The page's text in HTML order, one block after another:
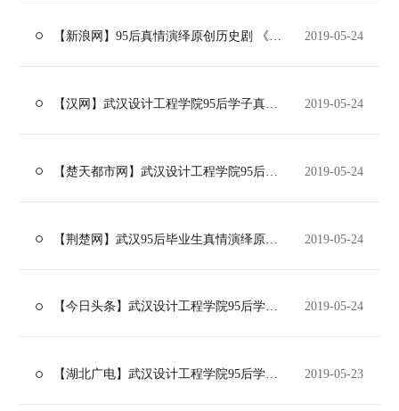
2019-05-24
【汉网】武汉设计工程学院95后学子真情演绎原创历史剧《杨门》 2019-05-24
【楚天都市网】武汉设计工程学院95后学子真情演绎原创剧《杨门》 2019-05-24
【荆楚网】武汉95后毕业生真情演绎原创历史剧《杨门》 2019-05-24
【今日头条】武汉设计工程学院95后学子真情演绎原创爱国历史剧《杨门》 2019-05-24
【湖北广电】武汉设计工程学院95后学子真情演绎原创历史剧《杨门》 2019-05-23